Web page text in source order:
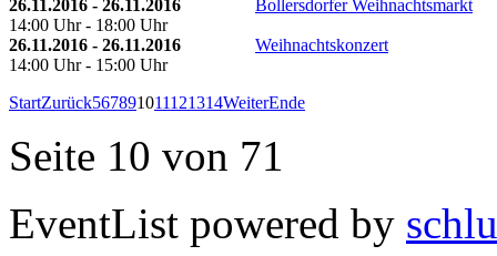
26.11.2016 - 26.11.2016
14:00 Uhr - 18:00 Uhr
Bollersdorfer Weihnachtsmarkt
26.11.2016 - 26.11.2016
14:00 Uhr - 15:00 Uhr
Weihnachtskonzert
StartZurück567891011121314WeiterEnde
Seite 10 von 71
EventList powered by